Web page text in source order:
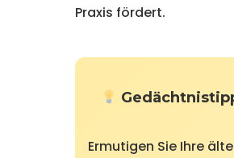
Praxis fördert.
Ermutigen Sie Ihre